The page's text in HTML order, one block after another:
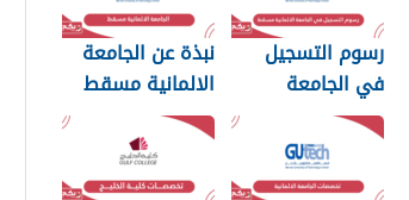
رسوم التسجيل
في الجامعة
الالمانية مسقط
2024
نبذة عن الجامعة
الالمانية مسقط